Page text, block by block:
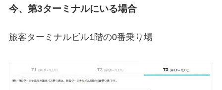
今、第3ターミナルにいる場合
旅客ターミナルビル1階の0番乗り場